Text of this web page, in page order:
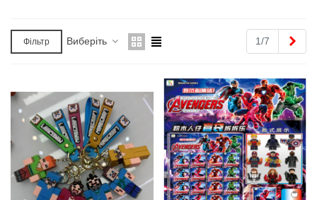
Фільтр Виберіть 1/7